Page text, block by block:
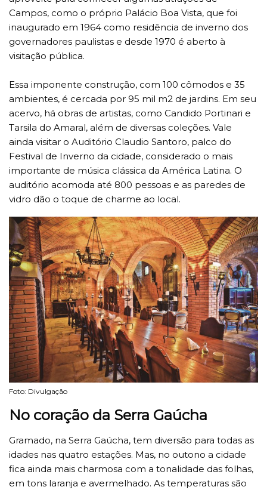
Campos, como o próprio Palácio Boa Vista, que foi
inaugurado em 1964 como residência de inverno dos
governadores paulistas e desde 1970 é aberto à
visitação pública.
Essa imponente construção, com 100 cômodos e 35
ambientes, é cercada por 95 mil m2 de jardins. Em seu
acervo, há obras de artistas, como Candido Portinari e
Tarsila do Amaral, além de diversas coleções. Vale
ainda visitar o Auditório Claudio Santoro, palco do
Festival de Inverno da cidade, considerado o mais
importante de música clássica da América Latina. O
auditório acomoda até 800 pessoas e as paredes de
vidro dão o toque de charme ao local.
Foto: Divulgação
No coração da Serra Gaúcha
Gramado, na Serra Gaúcha, tem diversão para todas as
idades nas quatro estações. Mas, no outono a cidade
fica ainda mais charmosa com a tonalidade das folhas,
em tons laranja e avermelhado. As temperaturas são